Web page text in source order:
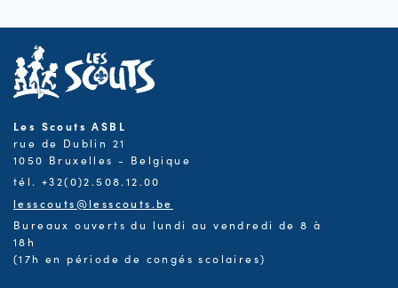
Les Scouts ASBL
rue de Dublin 21
1050 Bruxelles - Belgique
tél. +32(0)2.508.12.00
lesscouts@lesscouts.be
Bureaux ouverts du lundi au vendredi de 8 à
18h
(17h en période de congés scolaires)